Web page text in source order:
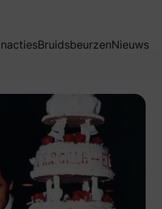
BruidsbeurzenNieuws